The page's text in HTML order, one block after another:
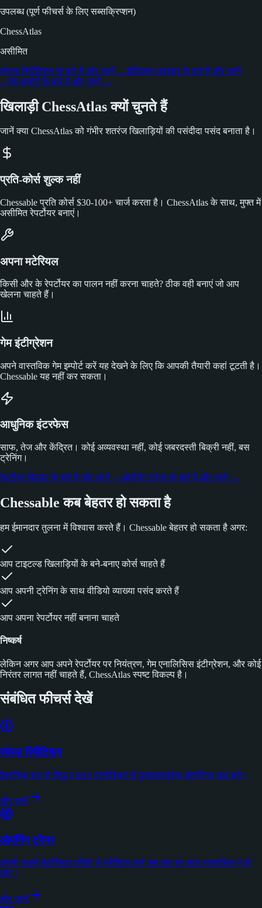
उपलब्ध (पूर्ण फीचर्स के लिए सब्सक्रिप्शन)
ChessAtlas
असीमित
स्पेस्ड रिपीटिशन के बारे में और जानें→डेविएशन फाइंडर के बारे में और जानें
→गेम इम्पोर्ट के बारे में और जानें→
खिलाड़ी ChessAtlas क्यों चुनते हैं
जानें क्या ChessAtlas को गंभीर शतरंज खिलाड़ियों की पसंदीदा पसंद बनाता है।
प्रति-कोर्स शुल्क नहीं
Chessable प्रति कोर्स $30-100+ चार्ज करता है। ChessAtlas के साथ, मुफ्त में
असीमित रेपर्टोयर बनाएं।
अपना मटेरियल
किसी और के रेपर्टोयर का पालन नहीं करना चाहते? ठीक वही बनाएं जो आप
खेलना चाहते हैं।
गेम इंटीग्रेशन
अपने वास्तविक गेम इम्पोर्ट करें यह देखने के लिए कि आपकी तैयारी कहां टूटती है।
Chessable यह नहीं कर सकता।
आधुनिक इंटरफेस
साफ, तेज और केंद्रित। कोई अव्यवस्था नहीं, कोई जबरदस्ती बिक्री नहीं, बस
ट्रेनिंग।
रेपर्टोयर बिल्डर के बारे में और जानें→ओपनिंग ट्रेनर के बारे में और जानें→
Chessable कब बेहतर हो सकता है
हम ईमानदार तुलना में विश्वास करते हैं। Chessable बेहतर हो सकता है अगर:
आप टाइटल्ड खिलाड़ियों के बने-बनाए कोर्स चाहते हैं
आप अपनी ट्रेनिंग के साथ वीडियो व्याख्या पसंद करते हैं
आप अपना रेपर्टोयर नहीं बनाना चाहते
निष्कर्ष
लेकिन अगर आप अपने रेपर्टोयर पर नियंत्रण, गेम एनालिसिस इंटीग्रेशन, और कोई
निरंतर लागत नहीं चाहते हैं, ChessAtlas स्पष्ट विकल्प है।
संबंधित फीचर्स देखें
स्पेस्ड रिपीटिशन
वैज्ञानिक रूप से सिद्ध FSRS एल्गोरिथम से कुशलतापूर्वक ओपनिंग्स याद करें।
और जानें
ओपनिंग ट्रेनर
अपनी लाइनें इंटरैक्टिव तरीके से प्रैक्टिस करें जब तक हर चाल स्वचालित न हो
जाए।
और जानें